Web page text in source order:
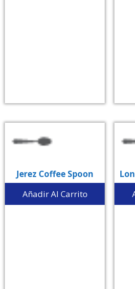
Jerez Coffee Spoon
Añadir Al Carrito